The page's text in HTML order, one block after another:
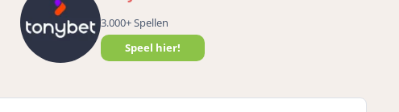
3.000+ Spellen
Speel hier!